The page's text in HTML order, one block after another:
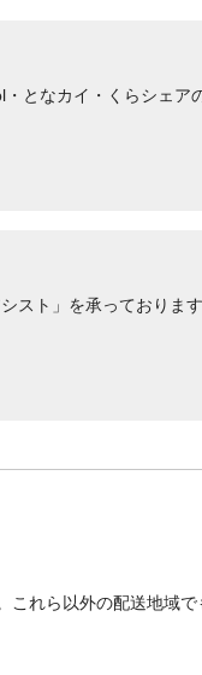
となカイ・くらシェア
スト」を承っておりま
れら以外の配送地域で